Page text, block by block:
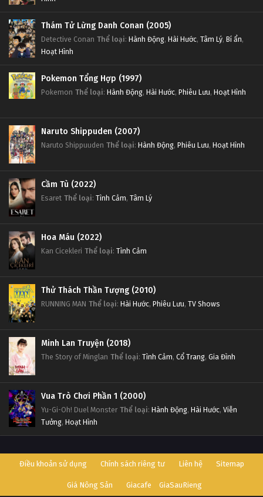
Thám Tử Lừng Danh Conan (2005)
Detective Conan Thể loại: Hành Động, Hài Hước, Tâm Lý, Bí ẩn,
Hoạt Hình
Pokemon Tổng Hợp (1997)
Pokemon Thể loại: Hành Động, Hài Hước, Phiêu Lưu, Hoạt Hình
Naruto Shippuden (2007)
Naruto Shippuuden Thể loại: Hành Động, Phiêu Lưu, Hoạt Hình
Cầm Tù (2022)
Esaret Thể loại: Tình Cảm, Tâm Lý
Hoa Máu (2022)
Kan Cicekleri Thể loại: Tình Cảm
Thử Thách Thần Tượng (2010)
RUNNING MAN Thể loại: Hài Hước, Phiêu Lưu, TV Shows
Minh Lan Truyện (2018)
The Story of Minglan Thể loại: Tình Cảm, Cổ Trang, Gia Đình
Vua Trò Chơi Phần 1 (2000)
Yu-Gi-Oh! Duel Monster Thể loại: Hành Động, Hài Hước, Viễn
Tưởng, Hoạt Hình
Điều khoản sử dụng Chính sách riêng tư Liên hệ Sitemap
Giá Nông Sản Giacafe GiaSauRieng